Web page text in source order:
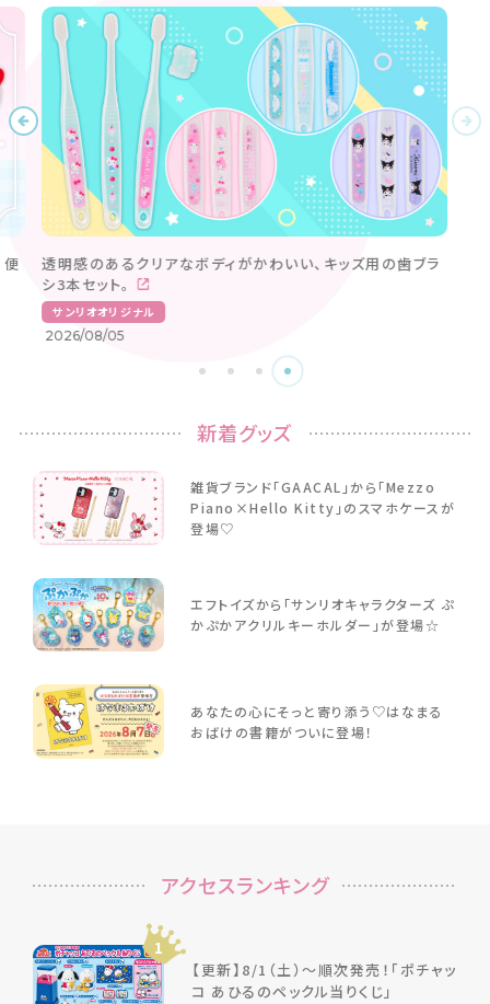
新着グッズ
雑貨ブランド「GAACAL」から「Mezzo
Piano×Hello Kitty」のスマホケースが
登場♡
エフトイズから「サンリオキャラクターズ ぷ
かぷかアクリルキーホルダー」が登場☆
あなたの心にそっと寄り添う♡はなまる
おばけの書籍がついに登場！
アクセスランキング
1
【更新】8/1（土）～順次発売！「ポチャッ
コ あひるのペックル当りくじ」